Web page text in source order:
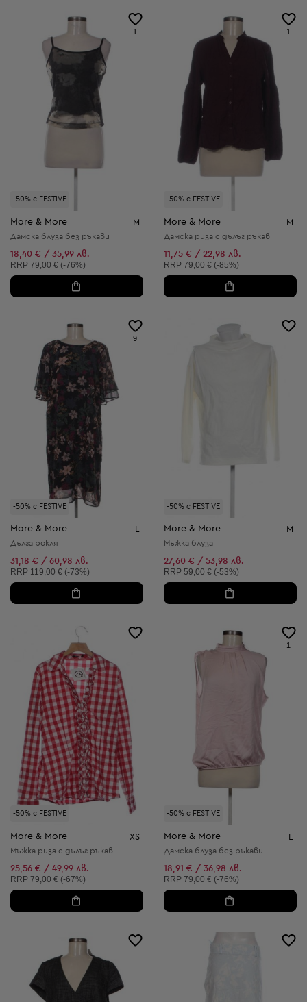
-50% с FESTIVE
1
More & More M
Дамска блуза без ръкави
18,40 € / 35,99 лв.
Препоръчителна цена:
RRP 79,00 € (-76%)
-50% с FESTIVE
1
More & More M
Дамска риза с дълъг ръкав
11,75 € / 22,98 лв.
Препоръчителна цена:
RRP 79,00 € (-85%)
-50% с FESTIVE
9
More & More
Дълга рокля
31,18 € / 60,98 лв.
Препоръчителна цена:
RRP 119,00 € (-73%)
-50% с FESTIVE
More & More M
Мъжка блуза
27,60 € / 53,98 лв.
Препоръчителна цена:
RRP 59,00 € (-53%)
-50% с FESTIVE
More & More XS
Мъжка риза с дълъг ръкав
25,56 € / 49,99 лв.
Препоръчителна цена:
RRP 79,00 € (-67%)
-50% с FESTIVE
1
More & More L
Дамска блуза без ръкави
18,91 € / 36,98 лв.
Препоръчителна цена:
RRP 79,00 € (-76%)